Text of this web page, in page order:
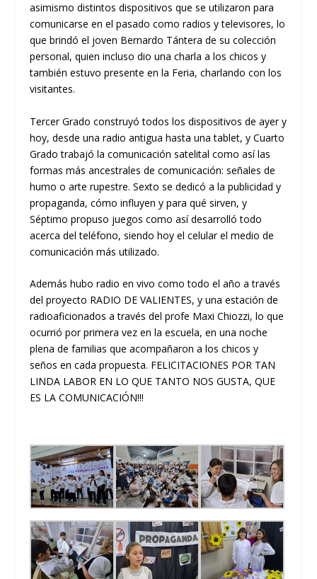
asimismo distintos dispositivos que se utilizaron para
comunicarse en el pasado como radios y televisores, lo
que brindó el joven Bernardo Tántera de su colección
personal, quien incluso dio una charla a los chicos y
también estuvo presente en la Feria, charlando con los
visitantes.
Tercer Grado construyó todos los dispositivos de ayer y
hoy, desde una radio antigua hasta una tablet, y Cuarto
Grado trabajó la comunicación satelital como así las
formas más ancestrales de comunicación: señales de
humo o arte rupestre. Sexto se dedicó a la publicidad y
propaganda, cómo influyen y para qué sirven, y
Séptimo propuso juegos como así desarrolló todo
acerca del teléfono, siendo hoy el celular el medio de
comunicación más utilizado.
Además hubo radio en vivo como todo el año a través
del proyecto RADIO DE VALIENTES, y una estación de
radioaficionados a través del profe Maxi Chiozzi, lo que
ocurrió por primera vez en la escuela, en una noche
plena de familias que acompañaron a los chicos y
seños en cada propuesta. FELICITACIONES POR TAN
LINDA LABOR EN LO QUE TANTO NOS GUSTA, QUE
ES LA COMUNICACIÓN!!!